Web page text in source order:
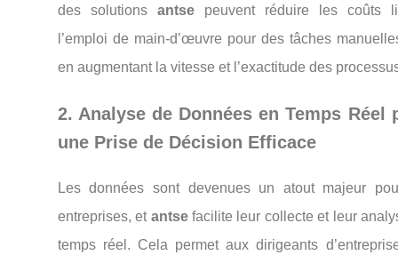
des solutions antsepeuvent réduire les coûts
l’emploi de main-d’œuvre pour des tâches
en augmentant la vitesse et l’exactitude des
2. Analyse de Données en Temps Réel
une Prise de Décision Efficace
Les données sont devenues un atout majeur
entreprises, et antsefacilite leur collecte et leur
temps réel. Cela permet aux dirigeants